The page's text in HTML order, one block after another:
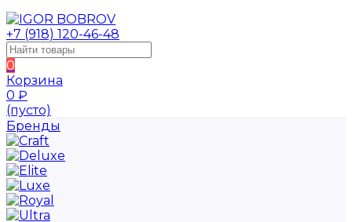
+7 (918) 120-46-48
0
Корзина
0 ₽
(пусто)
Бренды